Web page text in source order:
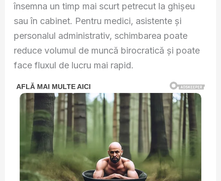
însemna un timp mai scurt petrecut la ghișeu
sau în cabinet. Pentru medici, asistente și
personalul administrativ, schimbarea poate
reduce volumul de muncă birocratică și poate
face fluxul de lucru mai rapid.